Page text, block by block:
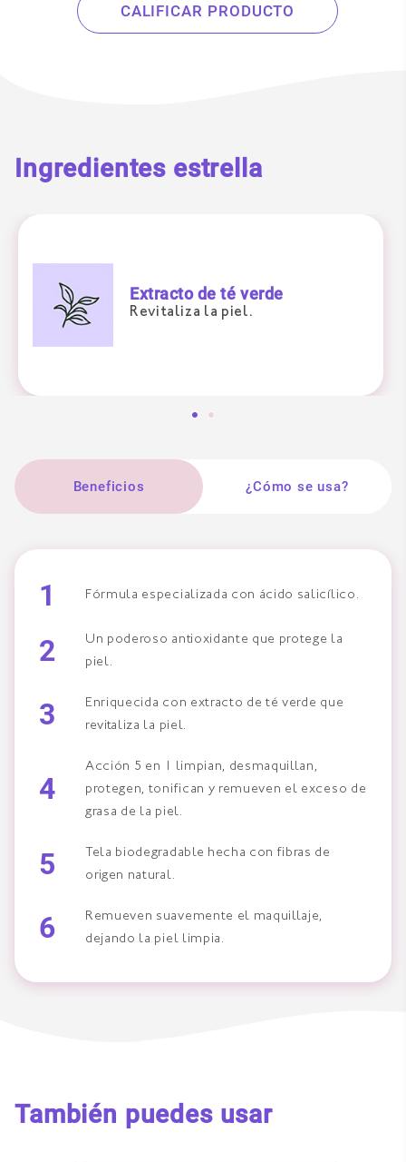
CALIFICAR PRODUCTO
Ingredientes estrella
Extracto de té verde
Revitaliza la piel.
Beneficios ¿Cómo se usa?
1 Fórmula especializada con ácido salicílico.
2
Un poderoso antioxidante que protege la
piel.
3
Enriquecida con extracto de té verde que
revitaliza la piel.
4
Acción 5 en 1 limpian, desmaquillan,
protegen, tonifican y remueven el exceso de
grasa de la piel.
5
Tela biodegradable hecha con fibras de
origen natural.
6
Remueven suavemente el maquillaje,
dejando la piel limpia.
También puedes usar